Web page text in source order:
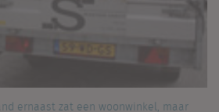
ernaast zat een woonwinkel, maar